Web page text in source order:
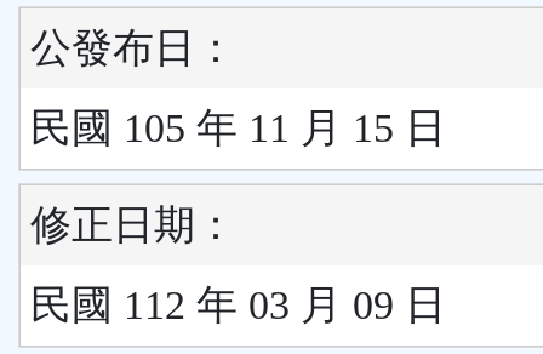
公發布日：
民國 105 年 11 月 15 日
修正日期：
民國 112 年 03 月 09 日